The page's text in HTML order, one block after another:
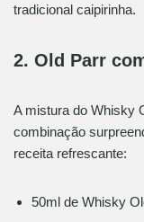
tradicional caipirinha.
2. Old Parr
A mistura do Whisky
combinação
receita refrescante:
50ml de Whisky